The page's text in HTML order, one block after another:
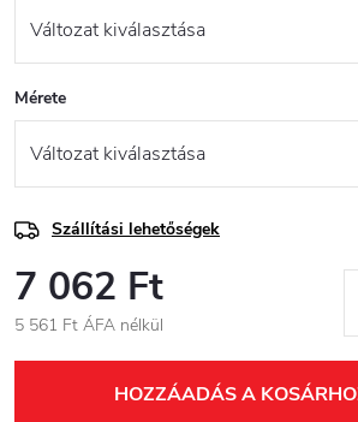
Mérete
Szállítási lehetőségek
7 062 Ft
5 561 Ft ÁFA nélkül
HOZZÁADÁS A